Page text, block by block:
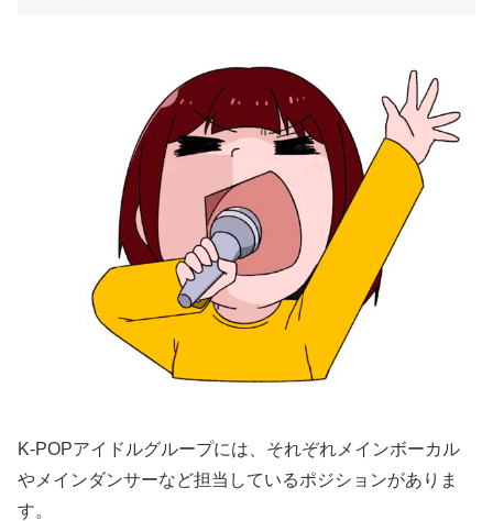
K-POPアイドルグループには、それぞれメインボーカル
やメインダンサーなど担当しているポジションがありま
す。